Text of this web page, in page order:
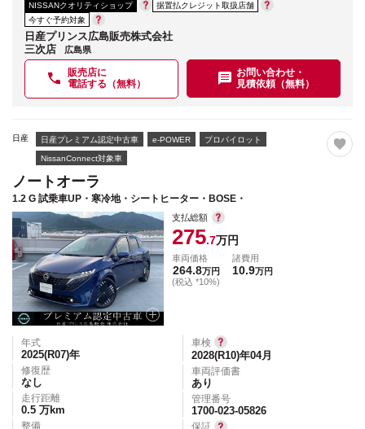
NISSANクオリティショップ
据置払クレジット取扱店舗
今すぐ予約対象
日産プリンス広島販売株式会社
三次店
広島県
販売店に
電話する（無料）
お問い合わせ・
見積依頼（無料）
日産 日産プレミアム認定中古車 e-POWER プロパイロット
NissanConnect対象車
ノートオーラ
1.2 G 試乗車UP・寒冷地・シートヒーター・BOSE・
支払総額
275.7万円
車両価格
264.8万円
(税込 *10%)
諸費用
10.9万円
年式
2025(R07)年
修復歴
なし
走行距離
0.5 万km
整備
車検
2028(R10)年04月
車両評価書
あり
管理番号
1700-023-05826